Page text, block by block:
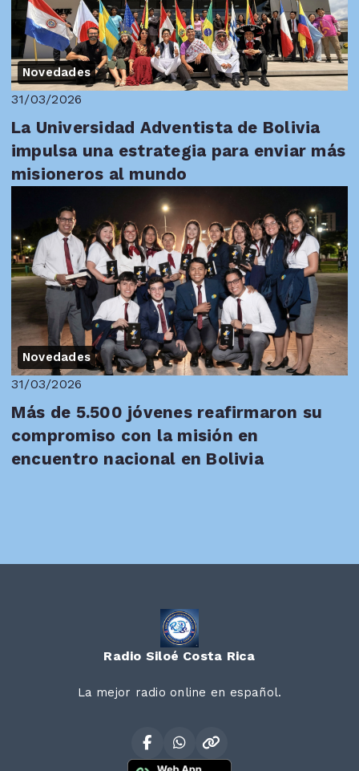
Novedades
31/03/2026
La Universidad Adventista de Bolivia
impulsa una estrategia para enviar más
misioneros al mundo
Novedades
31/03/2026
Más de 5.500 jóvenes reafirmaron su
compromiso con la misión en
encuentro nacional en Bolivia
Radio Siloé Costa Rica
La mejor radio online en español.